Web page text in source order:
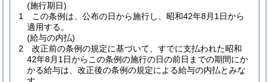
(施行期日)
1
この条例は、公布の日から施行し、昭和42年8月1日から
適用する。
(給与の内払)
2
改正前の条例の規定に基づいて、すでに支払われた昭和
42年8月1日からこの条例の施行の日の前日までの期間にか
かる給与は、改正後の条例の規定による給与の内払とみな